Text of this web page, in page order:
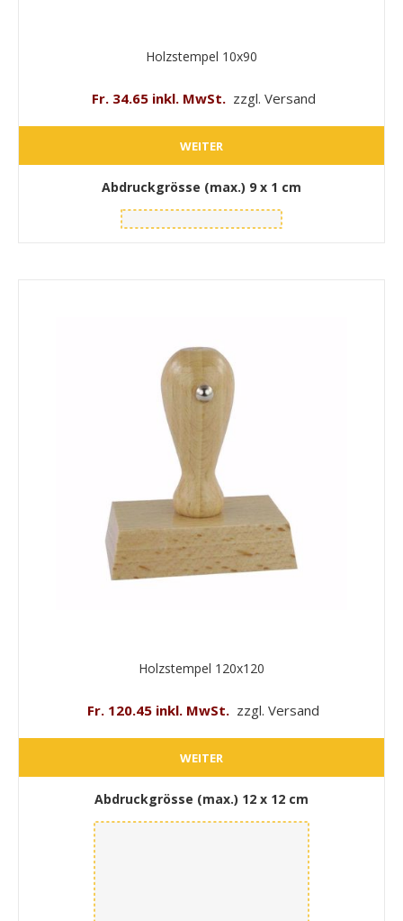
Holzstempel 10x90
Fr. 34.65 inkl. MwSt. zzgl. Versand
WEITER
Abdruckgrösse (max.) 9 x 1 cm
Holzstempel 120x120
Fr. 120.45 inkl. MwSt. zzgl. Versand
WEITER
Abdruckgrösse (max.) 12 x 12 cm